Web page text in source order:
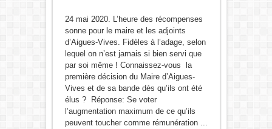
24 mai 2020. L’heure des récompenses
sonne pour le maire et les adjoints
d’Aigues-Vives. Fidèles à l’adage, selon
lequel on n’est jamais si bien servi que
par soi même ! Connaissez-vous la
première décision du Maire d’Aigues-
Vives et de sa bande dès qu’ils ont été
élus ? Réponse: Se voter
l’augmentation maximum de ce qu’ils
peuvent toucher comme rémunération ...